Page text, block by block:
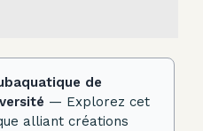
de
— Explorez cet
alliant créations